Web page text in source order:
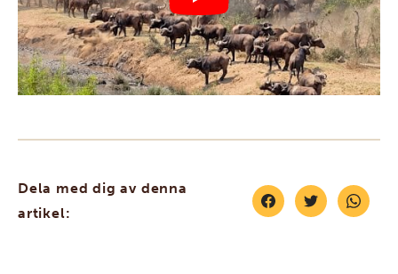
Dela med dig av denna
artikel: